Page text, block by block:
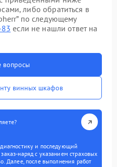
либо обратиться в
по следующему
если не нашли ответ на
винных шкафов
и последующий
наряд с указанием страховых
Далее, после выполнения работ